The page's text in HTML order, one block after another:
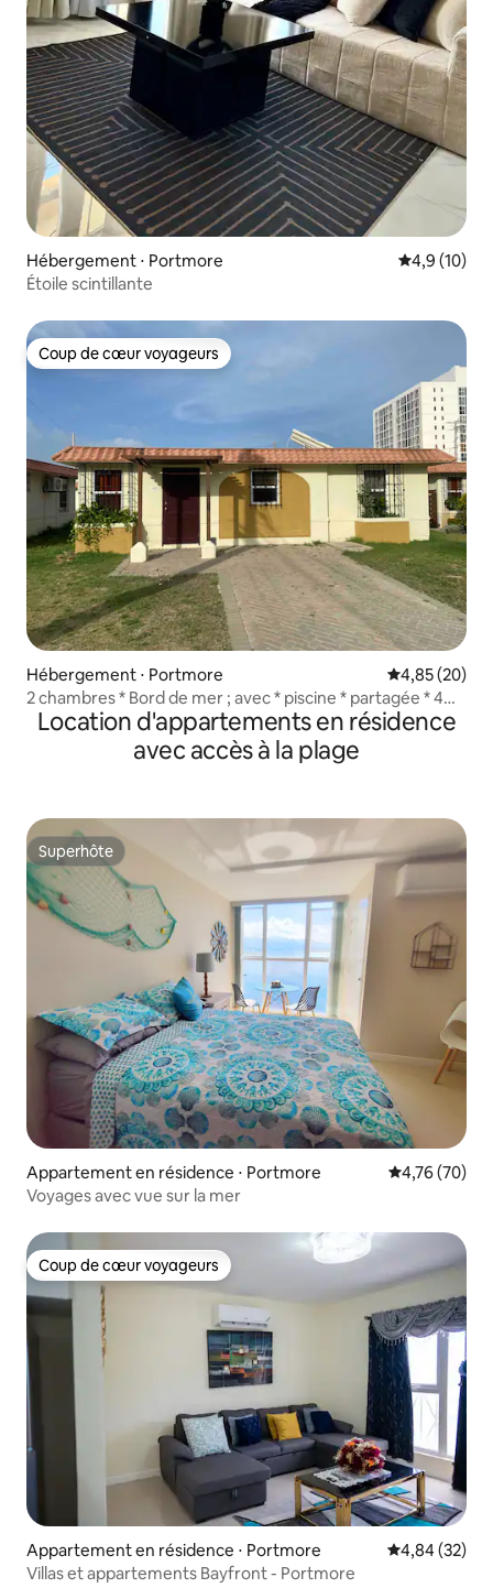
Hébergement ⋅ Portmore Évaluation
4,9 (10)
Étoile scintillante
Coup de cœur voyageurs
Coup de cœur voyageurs
Hébergement ⋅ Portmore Évaluation
4,85 (20)
2 chambres * Bord de mer ; avec * piscine * partagée * 4
personnes
Location d'appartements en résidence
avec accès à la plage
Superhôte
Superhôte
Appartement en résidence ⋅ Portmore Évaluation
4,76 (70)
Voyages avec vue sur la mer
Coup de cœur voyageurs
Coup de cœur voyageurs
Appartement en résidence ⋅ Portmore Évaluation
4,84 (32)
Villas et appartements Bayfront - Portmore